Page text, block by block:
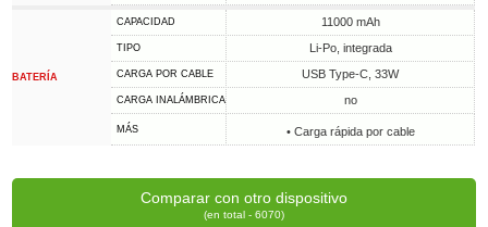
BATERÍA
CAPACIDAD 11000 mAh
TIPO Li-Po, integrada
CARGA POR CABLE USB Type-C, 33W
CARGA INALÁMBRICA no
MÁS • Carga rápida por cable
Comparar con otro dispositivo
(en total - 6070)